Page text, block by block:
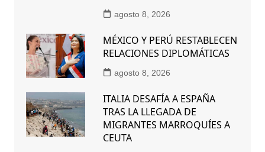
agosto 8, 2026
MÉXICO Y PERÚ RESTABLECEN
RELACIONES DIPLOMÁTICAS
agosto 8, 2026
ITALIA DESAFÍA A ESPAÑA
TRAS LA LLEGADA DE
MIGRANTES MARROQUÍES A
CEUTA